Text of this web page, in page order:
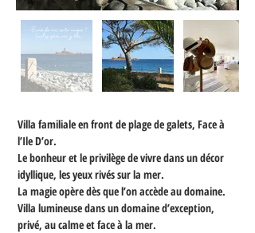
Villa familiale en front de plage de galets, Face à
l’Ile D’or.
Le bonheur et le privilège de vivre dans un décor
idyllique, les yeux rivés sur la mer.
La magie opère dès que l’on accède au domaine.
Villa lumineuse dans un domaine d’exception,
privé, au calme et face à la mer.